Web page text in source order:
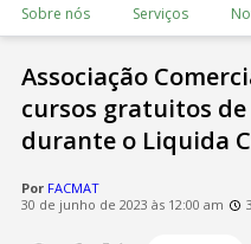
Sobre nós Serviços
Associação
cursos gratuitos
durante o Liquida
Por FACMAT
30 de junho de 2023 às 12:00 am